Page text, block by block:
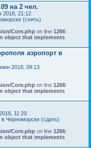
на 2 чел.
2018, 21:12
(снять)
Core.php on line 1266:
object that implements
аэропорт в
2018, 09:13
Core.php on line 1266:
object that implements
11:20
Черноморске (сдать)
Core.php on line 1266:
object that implements